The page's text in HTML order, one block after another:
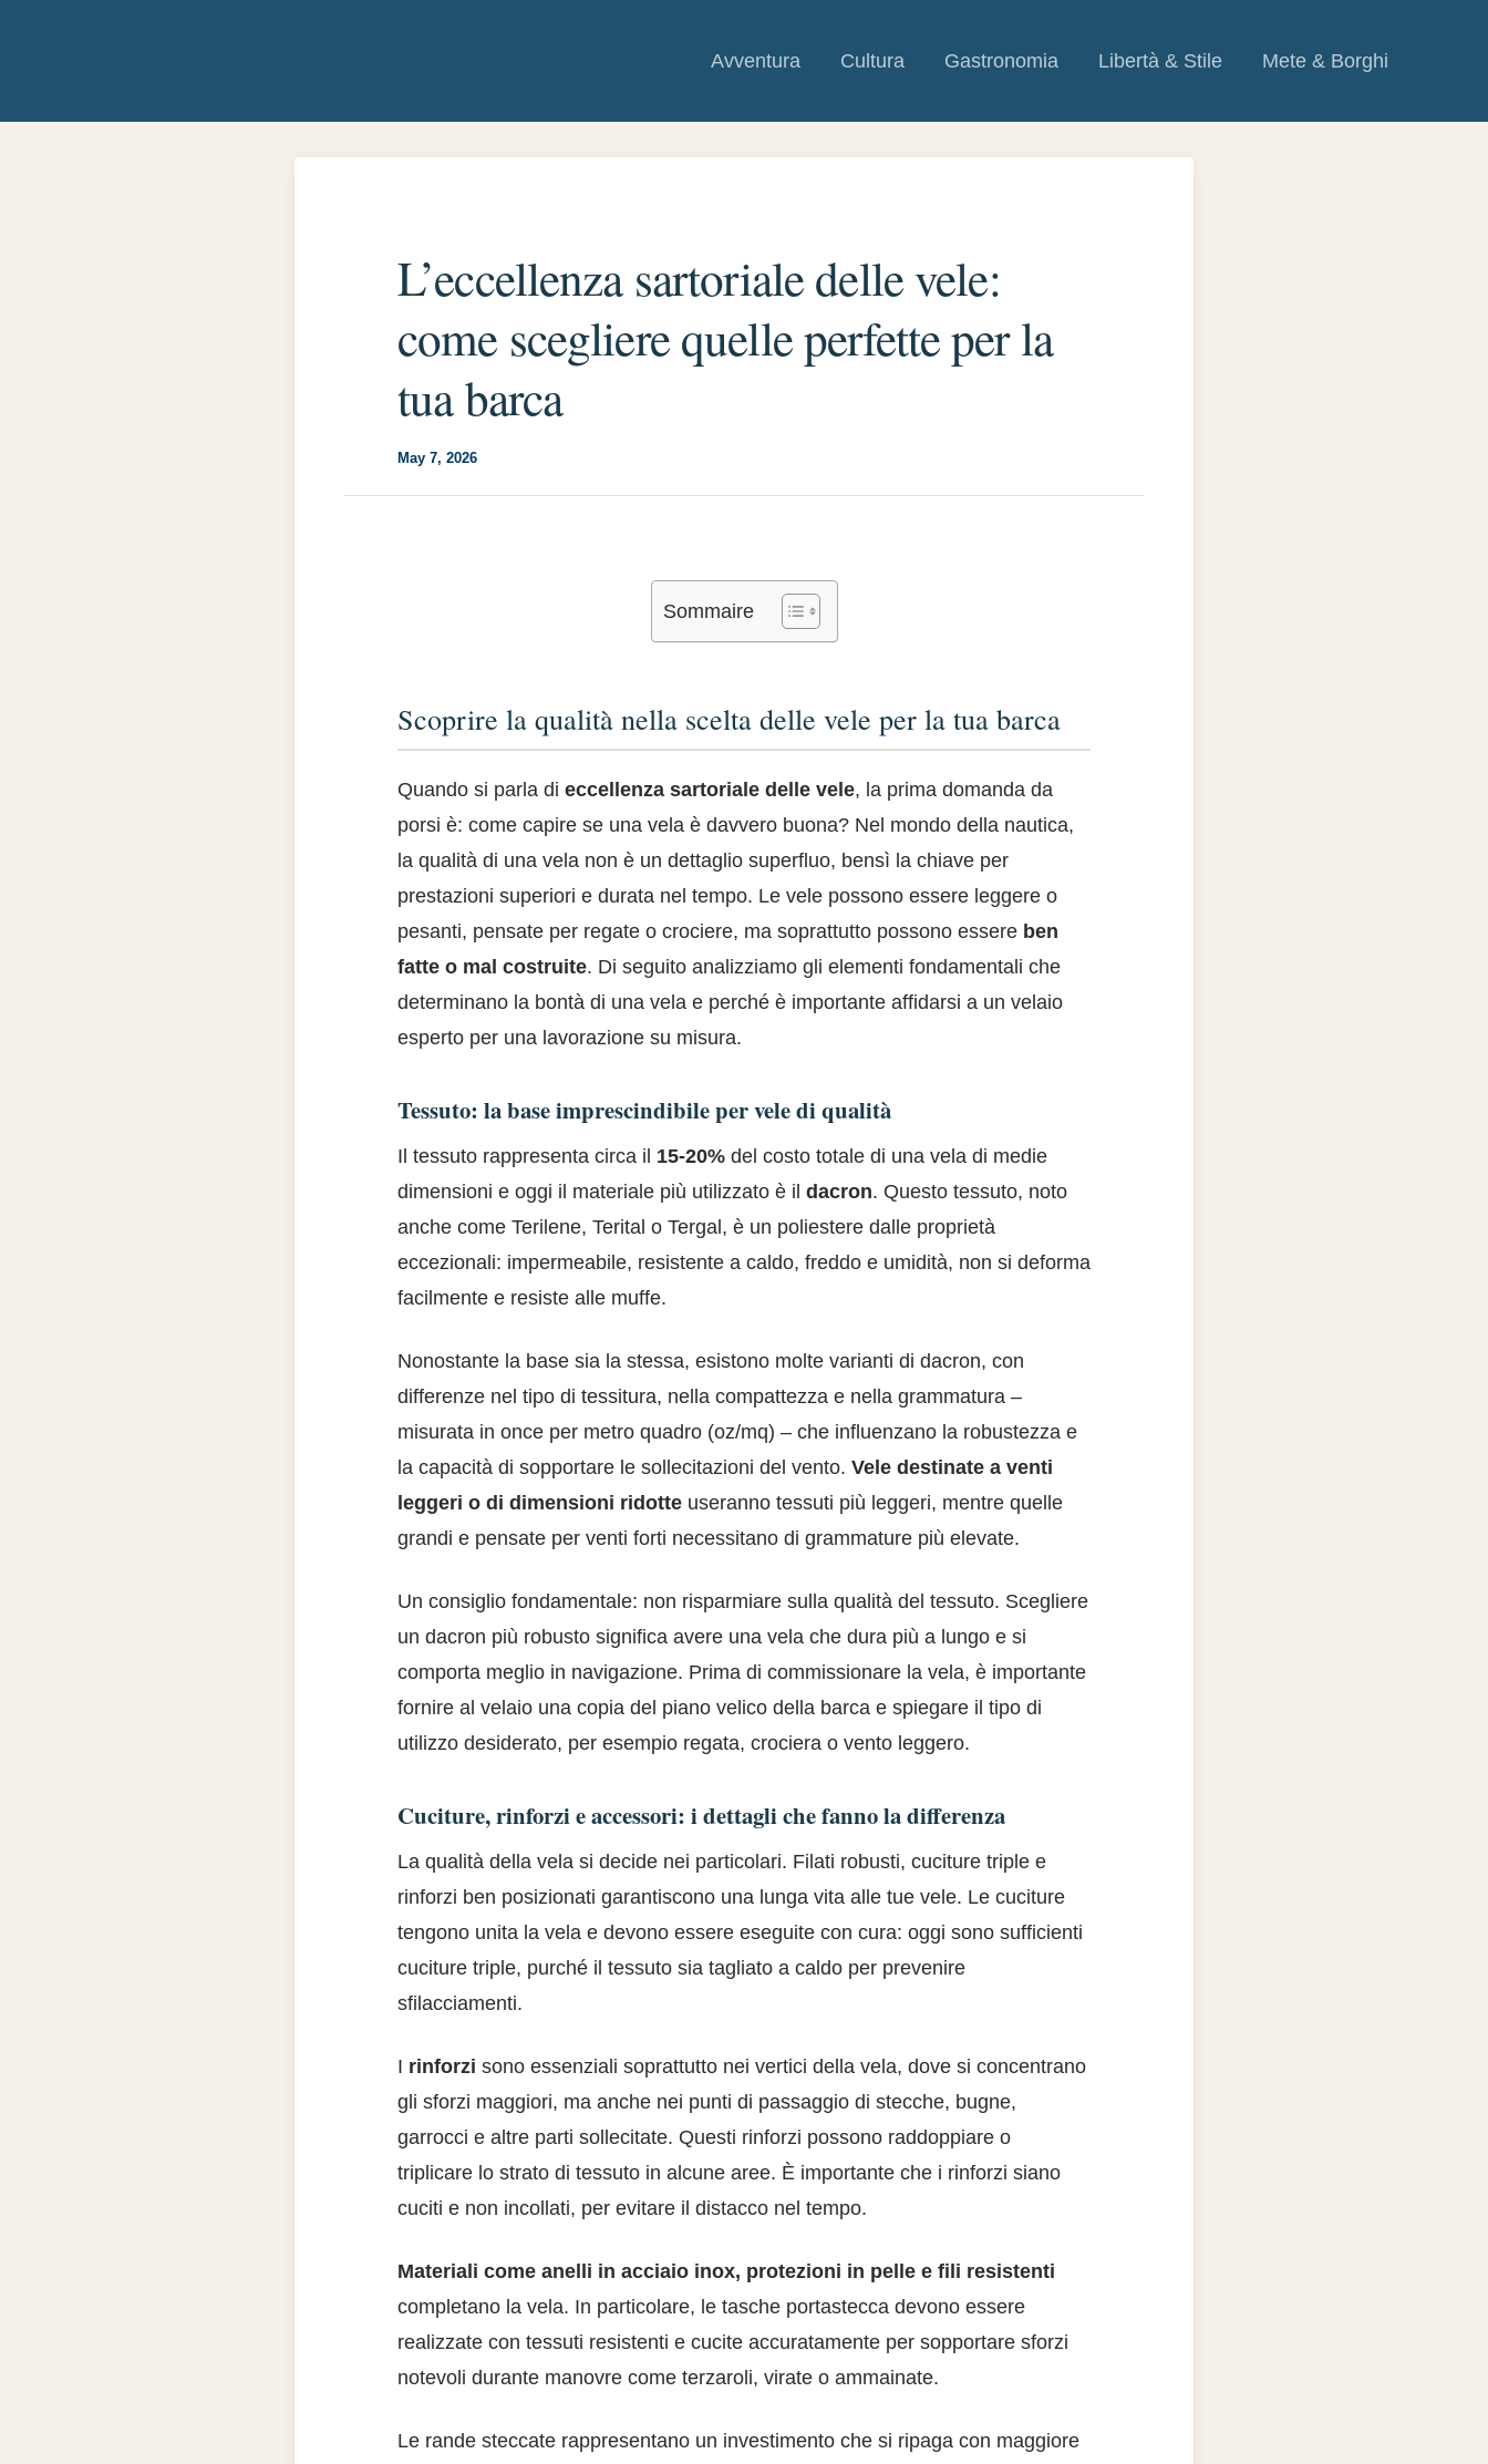
Avventura Cultura Gastronomia Libertà & Stile Mete & Borghi
L’eccellenza sartoriale delle vele:
come scegliere quelle perfette per la
tua barca
May 7, 2026
Sommaire
Scoprire la qualità nella scelta delle vele per la tua barca
Quando si parla di eccellenza sartoriale delle vele, la prima domanda da
porsi è: come capire se una vela è davvero buona? Nel mondo della nautica,
la qualità di una vela non è un dettaglio superfluo, bensì la chiave per
prestazioni superiori e durata nel tempo. Le vele possono essere leggere o
pesanti, pensate per regate o crociere, ma soprattutto possono essere ben
fatte o mal costruite. Di seguito analizziamo gli elementi fondamentali che
determinano la bontà di una vela e perché è importante affidarsi a un velaio
esperto per una lavorazione su misura.
Tessuto: la base imprescindibile per vele di qualità
Il tessuto rappresenta circa il 15-20% del costo totale di una vela di medie
dimensioni e oggi il materiale più utilizzato è il dacron. Questo tessuto, noto
anche come Terilene, Terital o Tergal, è un poliestere dalle proprietà
eccezionali: impermeabile, resistente a caldo, freddo e umidità, non si deforma
facilmente e resiste alle muffe.
Nonostante la base sia la stessa, esistono molte varianti di dacron, con
differenze nel tipo di tessitura, nella compattezza e nella grammatura –
misurata in once per metro quadro (oz/mq) – che influenzano la robustezza e
la capacità di sopportare le sollecitazioni del vento. Vele destinate a venti
leggeri o di dimensioni ridotte useranno tessuti più leggeri, mentre quelle
grandi e pensate per venti forti necessitano di grammature più elevate.
Un consiglio fondamentale: non risparmiare sulla qualità del tessuto. Scegliere
un dacron più robusto significa avere una vela che dura più a lungo e si
comporta meglio in navigazione. Prima di commissionare la vela, è importante
fornire al velaio una copia del piano velico della barca e spiegare il tipo di
utilizzo desiderato, per esempio regata, crociera o vento leggero.
Cuciture, rinforzi e accessori: i dettagli che fanno la differenza
La qualità della vela si decide nei particolari. Filati robusti, cuciture triple e
rinforzi ben posizionati garantiscono una lunga vita alle tue vele. Le cuciture
tengono unita la vela e devono essere eseguite con cura: oggi sono sufficienti
cuciture triple, purché il tessuto sia tagliato a caldo per prevenire
sfilacciamenti.
I rinforzi sono essenziali soprattutto nei vertici della vela, dove si concentrano
gli sforzi maggiori, ma anche nei punti di passaggio di stecche, bugne,
garrocci e altre parti sollecitate. Questi rinforzi possono raddoppiare o
triplicare lo strato di tessuto in alcune aree. È importante che i rinforzi siano
cuciti e non incollati, per evitare il distacco nel tempo.
Materiali come anelli in acciaio inox, protezioni in pelle e fili resistenti
completano la vela. In particolare, le tasche portastecca devono essere
realizzate con tessuti resistenti e cucite accuratamente per sopportare sforzi
notevoli durante manovre come terzaroli, virate o ammainate.
Le rande steccate rappresentano un investimento che si ripaga con maggiore